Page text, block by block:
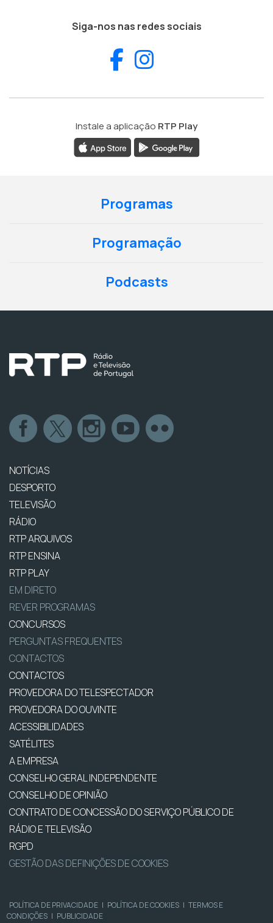
Siga-nos nas redes sociais
Facebook
Instale a aplicação RTP Play
Programas
Programação
Podcasts
NOTÍCIAS
DESPORTO
TELEVISÃO
RÁDIO
RTP ARQUIVOS
RTP ENSINA
RTP PLAY
EM DIRETO
REVER PROGRAMAS
CONCURSOS
PERGUNTAS FREQUENTES
CONTACTOS
CONTACTOS
PROVEDORA DO TELESPECTADOR
PROVEDORA DO OUVINTE
ACESSIBILIDADES
SATÉLITES
A EMPRESA
CONSELHO GERAL INDEPENDENTE
CONSELHO DE OPINIÃO
CONTRATO DE CONCESSÃO DO SERVIÇO PÚBLICO DE
RÁDIO E TELEVISÃO
RGPD
GESTÃO DAS DEFINIÇÕES DE COOKIES
POLÍTICA DE PRIVACIDADE | POLÍTICA DE COOKIES | TERMOS E
CONDIÇÕES | PUBLICIDADE